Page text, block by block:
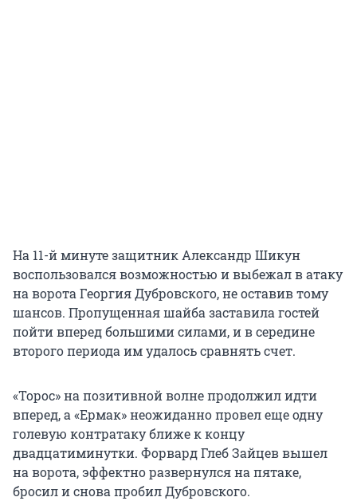
На 11-й минуте защитник Александр Шикун
воспользовался возможностью и выбежал в атаку
на ворота Георгия Дубровского, не оставив тому
шансов. Пропущенная шайба заставила гостей
пойти вперед большими силами, и в середине
второго периода им удалось сравнять счет.
«Торос» на позитивной волне продолжил идти
вперед, а «Ермак» неожиданно провел еще одну
голевую контратаку ближе к концу
двадцатиминутки. Форвард Глеб Зайцев вышел
на ворота, эффектно развернулся на пятаке,
бросил и снова пробил Дубровского.